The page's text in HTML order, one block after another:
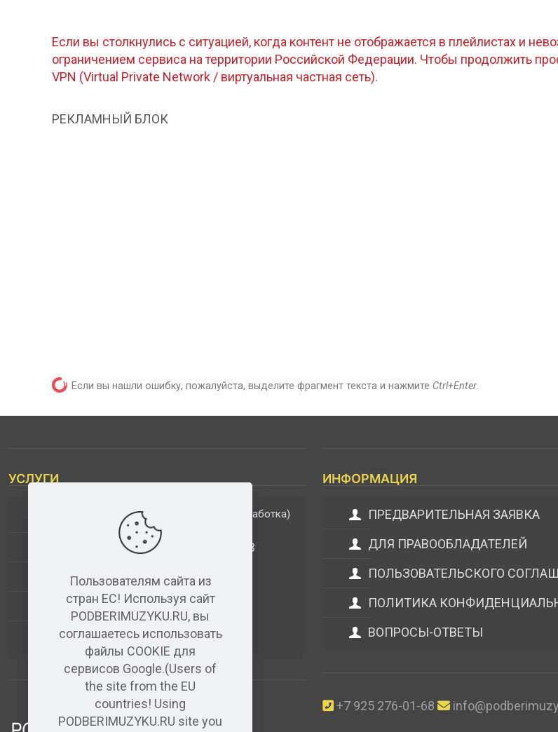
Если вы столкнулись с ситуацией, когда контент не отображается в плейлистах и
ограничением сервиса на территории Российской Федерации. Чтобы продолжить
VPN (Virtual Private Network / виртуальная частная сеть).
РЕКЛАМНЫЙ БЛОК
Если вы нашли ошибку, пожалуйста, выделите фрагмент текста и нажмите Ctrl+Enter.
УСЛУГИ
ДОПОЛНИТЕЛЬНЫЕ УСЛУГИ (обработка)
АНАЛИЗ МУЗЫКАЛЬНЫХ ТРЕКОВ
ВИДЕО+АУДИО
УСЛУГИ ЗВУКОЗАПИСИ
АУДИО РЕДАКТОР(бесплатный)
ИНФОРМАЦИЯ
ПРЕДВАРИТЕЛЬНАЯ ЗАЯВКА
ДЛЯ ПРАВООБЛАДАТЕЛЕЙ
ПОЛЬЗОВАТЕЛЬСКОГО
ПОЛИТИКА
ВОПРОСЫ-ОТВЕТЫ
+7 925 276-01-68
Пользователям сайта из
стран ЕС! Используя сайт
PODBERIMUZYKU.RU, вы
соглашаетесь использовать
файлы COOKIE для
сервисов Google.(Users of
the site from the EU
countries! Using
PODBERIMUZYKU.RU site you